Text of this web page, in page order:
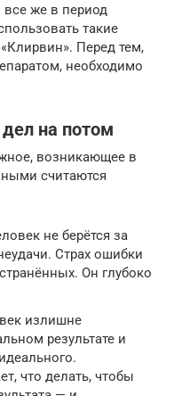
все же в период
такие
Перед тем,
необходимо
на потом
возникающее в
считаются
не берётся за
Страх ошибки
Он глубоко
излишне
результате и
что делать, чтобы